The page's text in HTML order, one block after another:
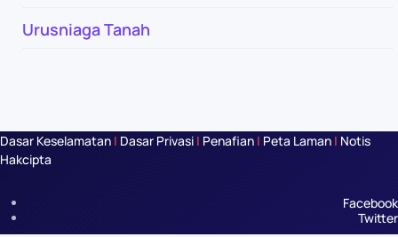
Urusniaga Tanah
Dasar Keselamatan | Dasar Privasi | Penafian | Peta Laman | Notis
Hakcipta
Facebook
Twitter